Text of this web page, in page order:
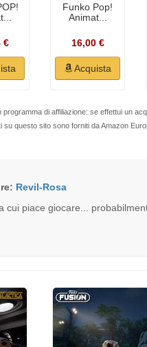
€
Funko Pop!
Animat...
16,00 €
Acquista
programma di affiliazione: se effettui un
su questo sito sono forniti da Amazon
Revil-Rosa
cui piace giocare...